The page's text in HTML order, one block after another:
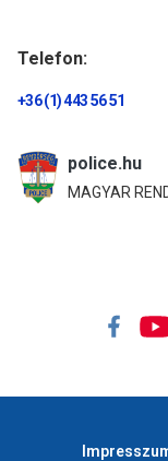
Telefon:
+36 (1) 443 56 51
police.hu
MAGYAR